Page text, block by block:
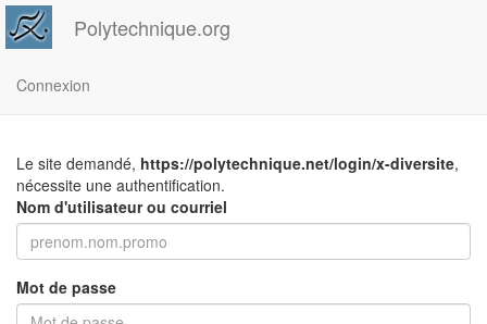
Polytechnique.org
Connexion
Le site demandé, https://polytechnique.net/login/x-diversite,
nécessite une authentification.
Nom d'utilisateur ou courriel
Mot de passe